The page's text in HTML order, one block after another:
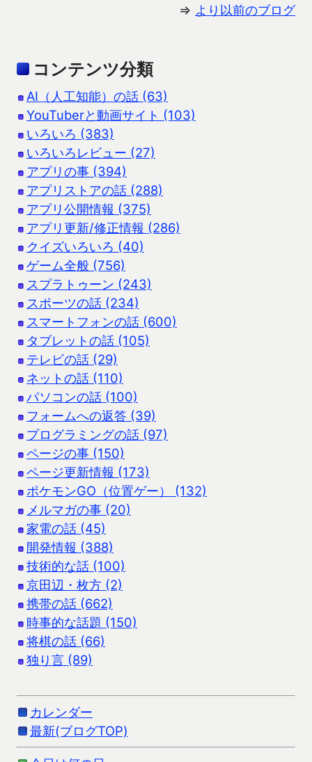
⇒ より以前のブログ
コンテンツ分類
AI（人工知能）の話 (63)
YouTuberと動画サイト (103)
いろいろ (383)
いろいろレビュー (27)
アプリの事 (394)
アプリストアの話 (288)
アプリ公開情報 (375)
アプリ更新/修正情報 (286)
クイズいろいろ (40)
ゲーム全般 (756)
スプラトゥーン (243)
スポーツの話 (234)
スマートフォンの話 (600)
タブレットの話 (105)
テレビの話 (29)
ネットの話 (110)
パソコンの話 (100)
フォームへの返答 (39)
プログラミングの話 (97)
ページの事 (150)
ページ更新情報 (173)
ポケモンGO（位置ゲー） (132)
メルマガの事 (20)
家電の話 (45)
開発情報 (388)
技術的な話 (100)
京田辺・枚方 (2)
携帯の話 (662)
時事的な話題 (150)
将棋の話 (66)
独り言 (89)
カレンダー
最新(ブログTOP)